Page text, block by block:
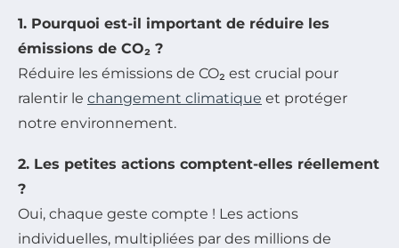
1. Pourquoi est-il important de réduire les
émissions de CO₂ ?
Réduire les émissions de CO₂ est crucial pour
ralentir le changement climatique et protéger
notre environnement.
2. Les petites actions comptent-elles réellement
?
Oui, chaque geste compte ! Les actions
individuelles, multipliées par des millions de